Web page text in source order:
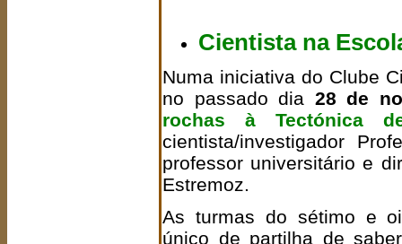
Cientista na
Numa iniciativa do Clube
no passado dia 28 de
rochas à Tectónica
cientista/investigador
professor universitário e
Estremoz.
As turmas do sétimo e
único de partilha de